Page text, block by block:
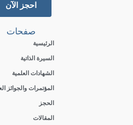
احجز الآن
صفحات
الرئيسية
السيرة الذاتية
الشهادات العلمية
المؤتمرات والجوائز
الحجز
المقالات